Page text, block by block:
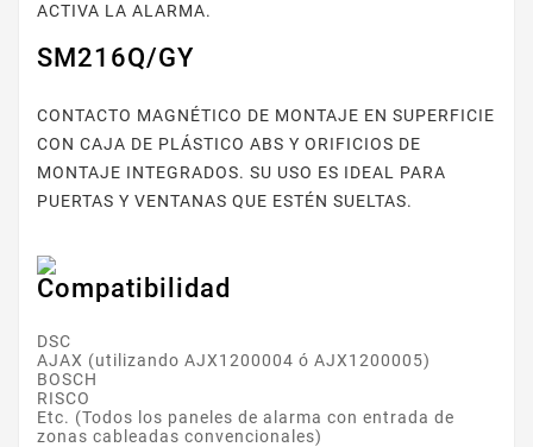
ACTIVA LA ALARMA.
SM216Q/GY
CONTACTO MAGNÉTICO DE MONTAJE EN SUPERFICIE
CON CAJA DE PLÁSTICO ABS Y ORIFICIOS DE
MONTAJE INTEGRADOS. SU USO ES IDEAL PARA
PUERTAS Y VENTANAS QUE ESTÉN SUELTAS.
Compatibilidad
DSC
AJAX (utilizando AJX1200004 ó AJX1200005)
BOSCH
RISCO
Etc. (Todos los paneles de alarma con entrada de
zonas cableadas convencionales)